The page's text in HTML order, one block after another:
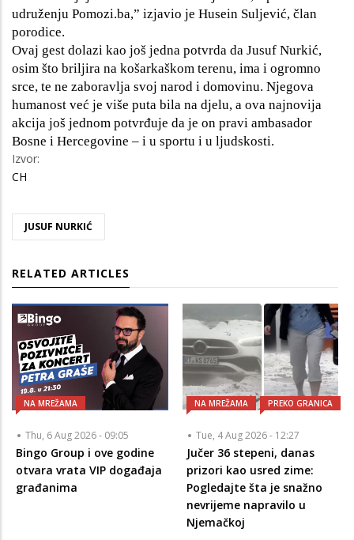
udruženju Pomozi.ba,” izjavio je Husein Suljević, član
porodice.
Ovaj gest dolazi kao još jedna potvrda da Jusuf Nurkić,
osim što briljira na košarkaškom terenu, ima i ogromno
srce, te ne zaboravlja svoj narod i domovinu. Njegova
humanost već je više puta bila na djelu, a ova najnovija
akcija još jednom potvrđuje da je on pravi ambasador
Bosne i Hercegovine – i u sportu i u ljudskosti.
Izvor:
CH
JUSUF NURKIĆ
RELATED ARTICLES
NA MREŽAMA
Thu, 6 Aug 2026 - 09:05
Bingo Group i ove godine
otvara vrata VIP događaja
građanima
NA MREŽAMA PREKO GRANICA
Tue, 4 Aug 2026 - 12:27
Jučer 36 stepeni, danas
prizori kao usred zime:
Pogledajte šta je snažno
nevrijeme napravilo u
Njemačkoj